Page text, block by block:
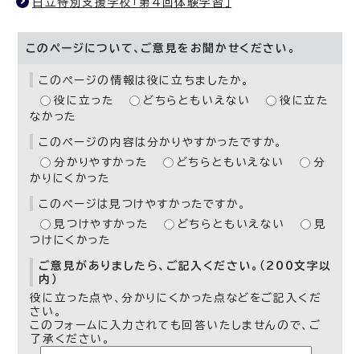
日立特別支援学校「第4回体験学習」
このページについて、ご意見をお聞かせください。
このページの情報は役に立ちましたか。
役に立った
どちらともいえない
役に立た
なかった
このページの内容は分かりやすかったですか。
分かりやすかった
どちらともいえない
分
かりにくかった
このページは見つけやすかったですか。
見つけやすかった
どちらともいえない
見
つけにくかった
ご意見がありましたら、ご記入ください。（200文字以
内）
役に立った点や、分かりにくかった点などをご記入くだ
さい。
このフォームに入力されても回答いたしませんので、ご
了承ください。